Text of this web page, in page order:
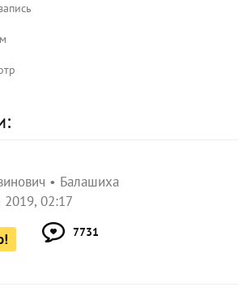
Балашиха
02:17
7731